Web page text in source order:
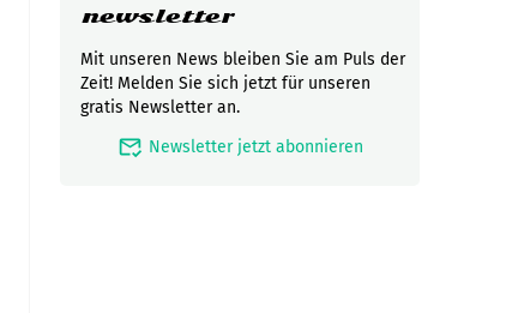
newsletter
Mit unseren News bleiben Sie am Puls der
Zeit! Melden Sie sich jetzt für unseren
gratis Newsletter an.
mark_email_read Newsletter jetzt abonnieren